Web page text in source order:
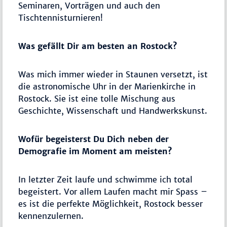
Seminaren, Vorträgen und auch den
Tischtennisturnieren!
Was gefällt Dir am besten an Rostock?
Was mich immer wieder in Staunen versetzt, ist
die astronomische Uhr in der Marienkirche in
Rostock. Sie ist eine tolle Mischung aus
Geschichte, Wissenschaft und Handwerkskunst.
Wofür begeisterst Du Dich neben der
Demografie im Moment am meisten?
In letzter Zeit laufe und schwimme ich total
begeistert. Vor allem Laufen macht mir Spass –
es ist die perfekte Möglichkeit, Rostock besser
kennenzulernen.